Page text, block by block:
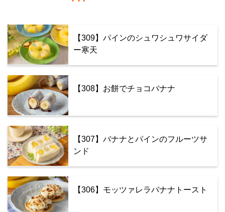
【309】パインのシュワシュワサイダ
ー寒天
【308】お餅でチョコバナナ
【307】バナナとパインのフルーツサ
ンド
【306】モッツァレラバナナトースト